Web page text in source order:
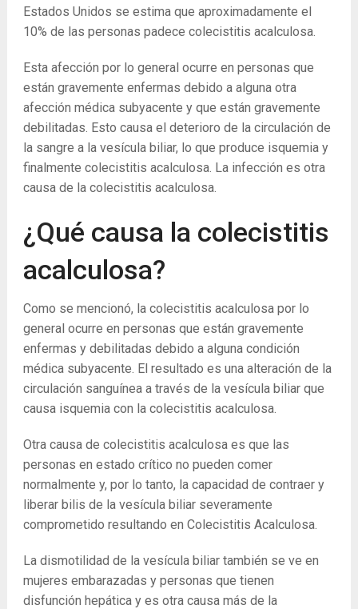
Estados Unidos se estima que aproximadamente el
10% de las personas padece colecistitis acalculosa.
Esta afección por lo general ocurre en personas que
están gravemente enfermas debido a alguna otra
afección médica subyacente y que están gravemente
debilitadas. Esto causa el deterioro de la circulación de
la sangre a la vesícula biliar, lo que produce isquemia y
finalmente colecistitis acalculosa. La infección es otra
causa de la colecistitis acalculosa.
¿Qué causa la colecistitis
acalculosa?
Como se mencionó, la colecistitis acalculosa por lo
general ocurre en personas que están gravemente
enfermas y debilitadas debido a alguna condición
médica subyacente. El resultado es una alteración de la
circulación sanguínea a través de la vesícula biliar que
causa isquemia con la colecistitis acalculosa.
Otra causa de colecistitis acalculosa es que las
personas en estado crítico no pueden comer
normalmente y, por lo tanto, la capacidad de contraer y
liberar bilis de la vesícula biliar severamente
comprometido resultando en Colecistitis Acalculosa.
La dismotilidad de la vesícula biliar también se ve en
mujeres embarazadas y personas que tienen
disfunción hepática y es otra causa más de la